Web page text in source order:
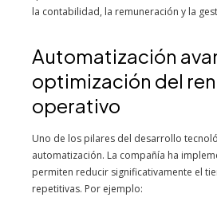
la contabilidad, la remuneración y la
Automatización
optimización del
operativo
Uno de los pilares del desarrollo
automatización. La compañía ha
permiten reducir significativamente el
repetitivas. Por ejemplo: